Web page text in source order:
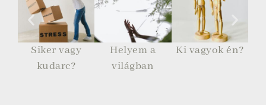
Siker vagy
kudarc?
Helyem a
világban
Ki vagyok én?